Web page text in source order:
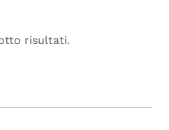
risultati.